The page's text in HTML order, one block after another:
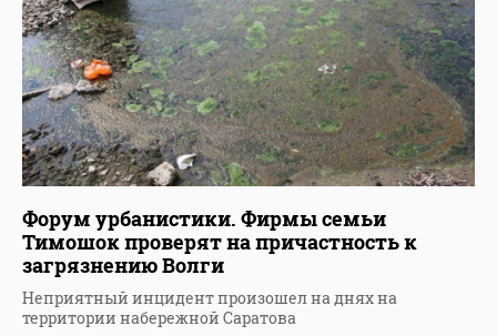
Форум урбанистики. Фирмы семьи
Тимошок проверят на причастность к
загрязнению Волги
Неприятный инцидент произошел на днях на
территории набережной Саратова